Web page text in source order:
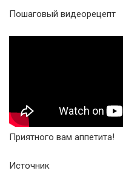
Пошаговый видеорецепт
Приятного вам аппетита!
Источник